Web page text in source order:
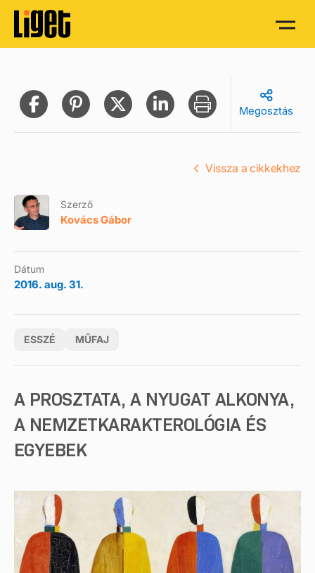
Megosztás
Szerző
Kovács Gábor
Dátum
2016. aug. 31.
ESSZÉ MŰFAJ
Vissza a cikkekhez
A PROSZTATA, A NYUGAT ALKONYA,
A NEMZETKARAKTEROLÓGIA ÉS
EGYEBEK